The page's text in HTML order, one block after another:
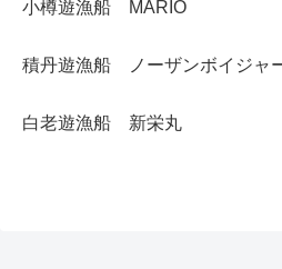
小樽遊漁船 MARIO
積丹遊漁船 ノーザンボイジャー
白老遊漁船 新栄丸